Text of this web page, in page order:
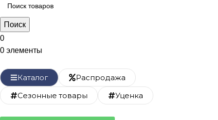
Поиск
0
0 элементы
Каталог
Распродажа
Сезонные товары
Уценка